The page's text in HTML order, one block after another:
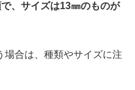
、サイズは13㎜のものが
場合は、種類やサイズに注